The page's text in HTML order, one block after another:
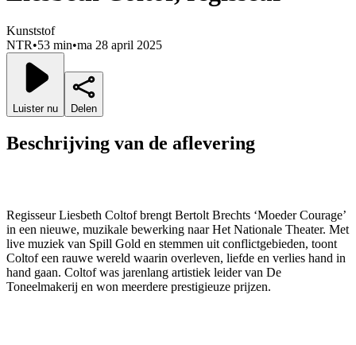
Kunststof
NTR•53 min•ma 28 april 2025
Luister nu Delen
Beschrijving van de aflevering
Regisseur Liesbeth Coltof brengt Bertolt Brechts ‘Moeder Courage’
in een nieuwe, muzikale bewerking naar Het Nationale Theater. Met
live muziek van Spill Gold en stemmen uit conflictgebieden, toont
Coltof een rauwe wereld waarin overleven, liefde en verlies hand in
hand gaan. Coltof was jarenlang artistiek leider van De
Toneelmakerij en won meerdere prestigieuze prijzen.